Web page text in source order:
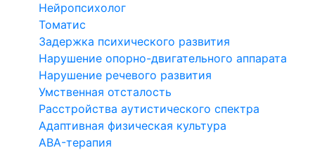
Нейропсихолог
Томатис
Задержка психического развития
Нарушение опорно-двигательного аппарата
Нарушение речевого развития
Умственная отсталость
Расстройства аутистического спектра
Адаптивная физическая культура
ABA-терапия